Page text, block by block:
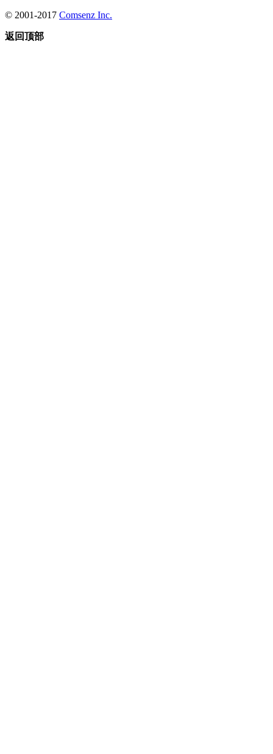
© 2001-2017 Comsenz Inc.
返回顶部